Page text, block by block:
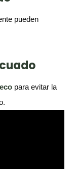
pueden
para evitar la